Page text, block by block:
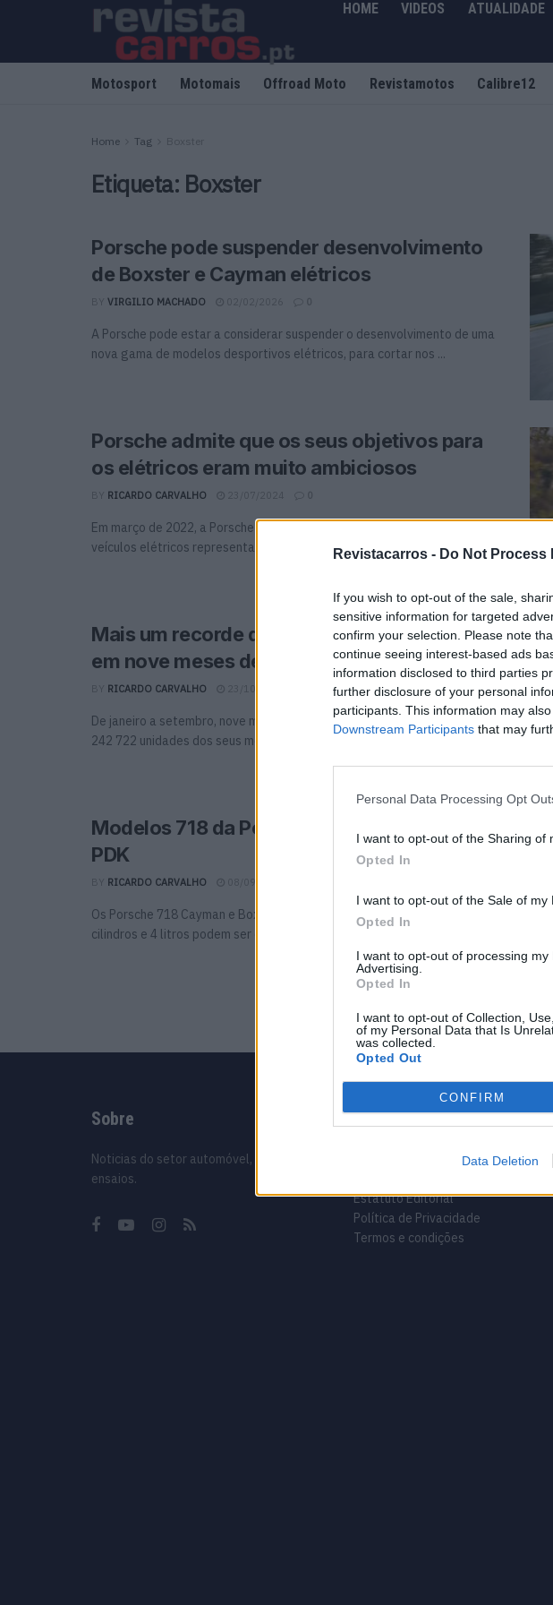
Revistacarros - Do Not Process
If you wish to opt-out of the sale,
sensitive information for targeted
confirm your selection. Please note
continue seeing interest-based ads
information disclosed to third parties
further disclosure of your personal
participants. This information may
Downstream Participants that may
Personal Data Processing Opt
I want to opt-out of the Sharing of
Opted In
I want to opt-out of the Sale of my
Opted In
I want to opt-out of processing
Advertising.
Opted In
I want to opt-out of Collection,
of my Personal Data that Is
was collected.
Opted Out
CONFIRM
Data Deletion
HOME VIDEOS ATUALIDADE
Motosport Motomais Offroad Moto Revistamotos Calibre12
Home Tag Boxster
Etiqueta: Boxster
Porsche pode suspender desenvolvimento
de Boxster e Cayman elétricos
BY VIRGILIO MACHADO 0
A Porsche pode estar a considerar suspender o desenvolvimento de uma
nova gama de modelos desportivos elétricos, para cortar nos ...
Porsche admite que os seus objetivos para
os elétricos eram muito ambiciosos
BY RICARDO CARVALHO 23/07/2024 0
Em março de 2022, a Porsche estabeleceu um objetivo ousado para os
veículos elétricos representarem mais de 80 por cento ...
Mais um recorde de vendas para a Porsche
em nove meses de 2023
BY RICARDO CARVALHO
De janeiro a setembro, nove meses, a Porsche vendeu em todo o mundo
242 722 unidades dos seus modelos, o ...
Modelos 718 da Porsche já podem ter caixa
PDK
BY RICARDO CARVALHO
Os Porsche 718 Cayman e Boxster equipados com motor boxer de seis
cilindros e 4 litros podem ser encomendados com ...
Sobre
Noticias do setor automóvel, novidades e
ensaios.
Informação importante
Estatuto Editorial
Política de Privacidade
Termos e condições